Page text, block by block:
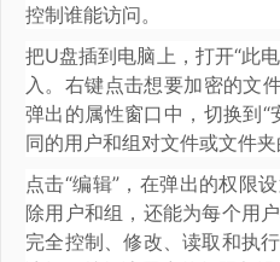
控制谁能访问。
把U盘插到电脑上，打开“此
入。右键点击想要加密的文
弹出的属性窗口中，切换到“
同的用户和组对文件或文件夹
点击“编辑”，在弹出的权限
除用户和组，还能为每个用
完全控制、修改、读取和执